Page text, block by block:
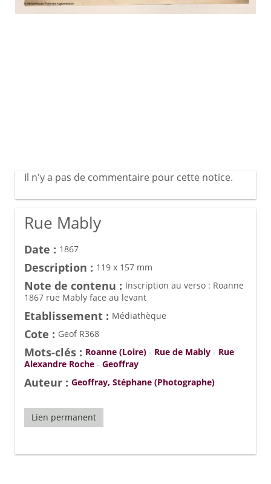
Il n'y a pas de commentaire pour cette notice.
Rue Mably
Date : 1867
Description : 119 x 157 mm
Note de contenu : Inscription au verso : Roanne
1867 rue Mably face au levant
Etablissement : Médiathèque
Cote : Geof R368
Mots-clés : Roanne (Loire) - Rue de Mably - Rue
Alexandre Roche - Geoffray
Auteur : Geoffray, Stéphane (Photographe)
Lien permanent